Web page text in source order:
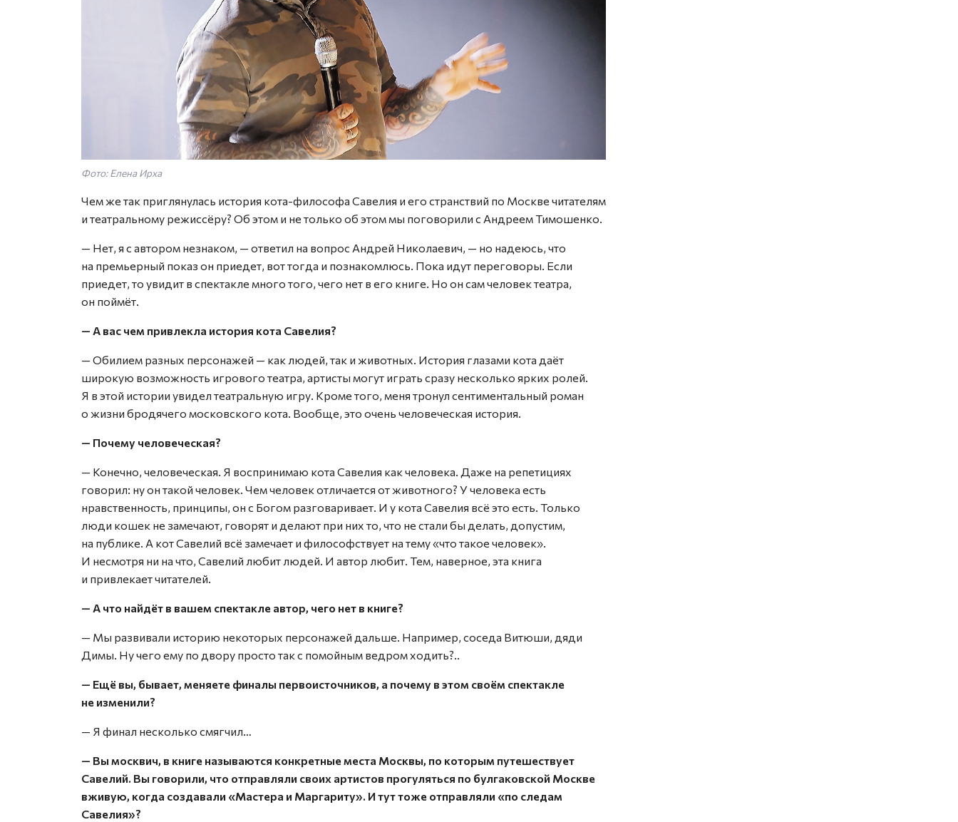
Фото: Елена Ирха
Чем же так приглянулась история кота-философа Савелия и его странствий по Москве читателям
и театральному режиссёру? Об этом и не только об этом мы поговорили с Андреем Тимошенко.
— Нет, я с автором незнаком, — ответил на вопрос Андрей Николаевич, — но надеюсь, что
на премьерный показ он приедет, вот тогда и познакомлюсь. Пока идут переговоры. Если
приедет, то увидит в спектакле много того, чего нет в его книге. Но он сам человек театра,
он поймёт.
— А вас чем привлекла история кота Савелия?
— Обилием разных персонажей — как людей, так и животных. История глазами кота даёт
широкую возможность игрового театра, артисты могут играть сразу несколько ярких ролей.
Я в этой истории увидел театральную игру. Кроме того, меня тронул сентиментальный роман
о жизни бродячего московского кота. Вообще, это очень человеческая история.
— Почему человеческая?
— Конечно, человеческая. Я воспринимаю кота Савелия как человека. Даже на репетициях
говорил: ну он такой человек. Чем человек отличается от животного? У человека есть
нравственность, принципы, он с Богом разговаривает. И у кота Савелия всё это есть. Только
люди кошек не замечают, говорят и делают при них то, что не стали бы делать, допустим,
на публике. А кот Савелий всё замечает и философствует на тему «что такое человек».
И несмотря ни на что, Савелий любит людей. И автор любит. Тем, наверное, эта книга
и привлекает читателей.
— А что найдёт в вашем спектакле автор, чего нет в книге?
— Мы развивали историю некоторых персонажей дальше. Например, соседа Витюши, дяди
Димы. Ну чего ему по двору просто так с помойным ведром ходить?..
— Ещё вы, бывает, меняете финалы первоисточников, а почему в этом своём спектакле
не изменили?
— Я финал несколько смягчил…
— Вы москвич, в книге называются конкретные места Москвы, по которым путешествует
Савелий. Вы говорили, что отправляли своих артистов прогуляться по булгаковской Москве
вживую, когда создавали «Мастера и Маргариту». И тут тоже отправляли «по следам
Савелия»?